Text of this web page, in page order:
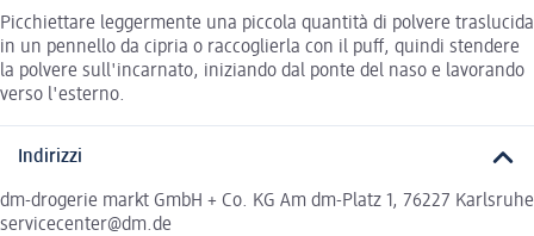
Picchiettare leggermente una piccola quantità di polvere traslucida
in un pennello da cipria o raccoglierla con il puff, quindi stendere
la polvere sull'incarnato, iniziando dal ponte del naso e lavorando
verso l'esterno.
Indirizzi
dm-drogerie markt GmbH + Co. KG Am dm-Platz 1, 76227 Karlsruhe
servicecenter@dm.de